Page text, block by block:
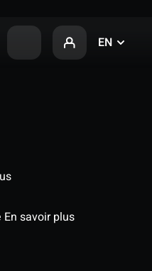
EN
En savoir plus